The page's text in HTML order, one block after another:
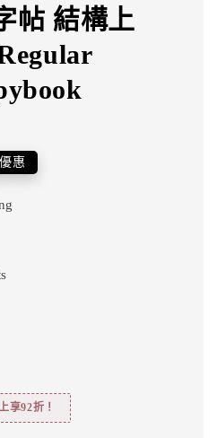
帖 結構上
優惠
享92折！